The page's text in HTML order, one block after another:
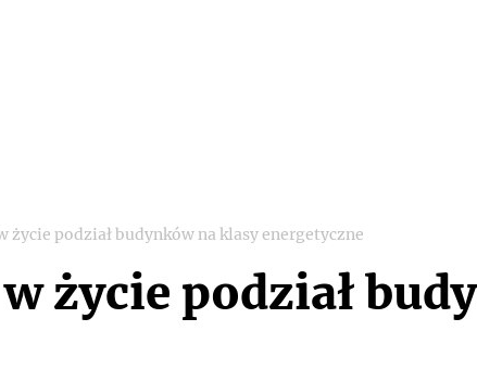
życie podział budynków na klasy energetyczne
życie podział